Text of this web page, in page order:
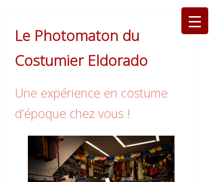
Le Photomaton du
Costumier Eldorado
Une expérience en costume
d’époque chez vous !